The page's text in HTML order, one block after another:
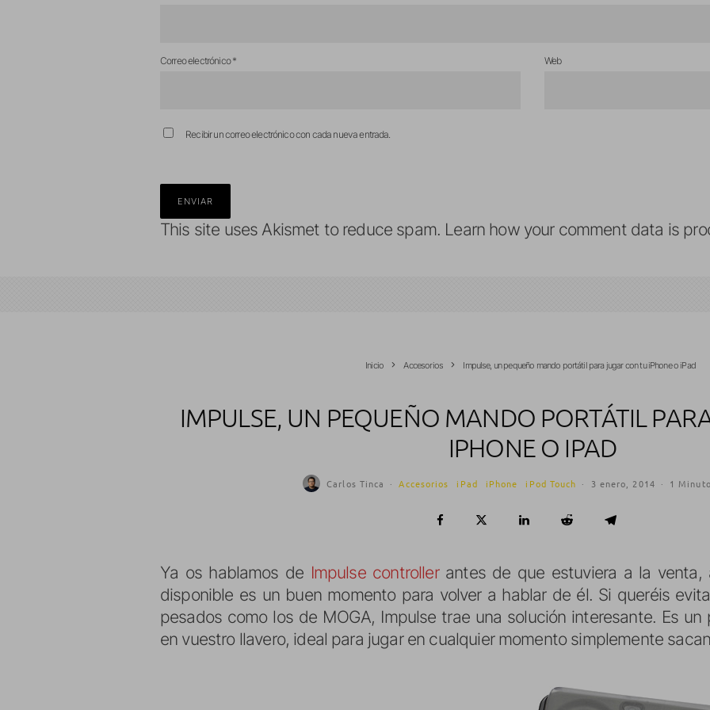
Correo electrónico* Web
Recibir un correo electrónico con cada nueva entrada.
This site uses Akismet to reduce spam. Learn how your comment data is
Inicio Accesorios Impulse, un pequeño mando portátil para jugar con tu iPhone o iPad
IMPULSE, UN PEQUEÑO MANDO PORTÁTIL
IPHONE O IPAD
Carlos Tinca · Accesorios iPad iPhone iPod Touch · 3 enero, 2014 · 1
Ya os hablamos de Impulse controllerantes de que estuviera a la venta,
disponible es un buen momento para volver a hablar de él. Si queréis
pesados como los de MOGA, Impulse trae una solución interesante. Es
en vuestro llavero, ideal para jugar en cualquier momento simplemente